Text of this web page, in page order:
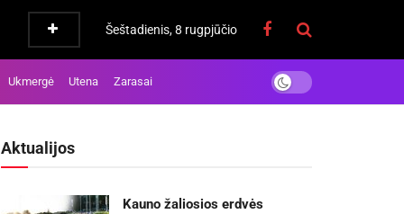
Šeštadienis, 8 rugpjūčio
Ukmergė Utena Zarasai
Aktualijos
Kauno žaliosios erdvės